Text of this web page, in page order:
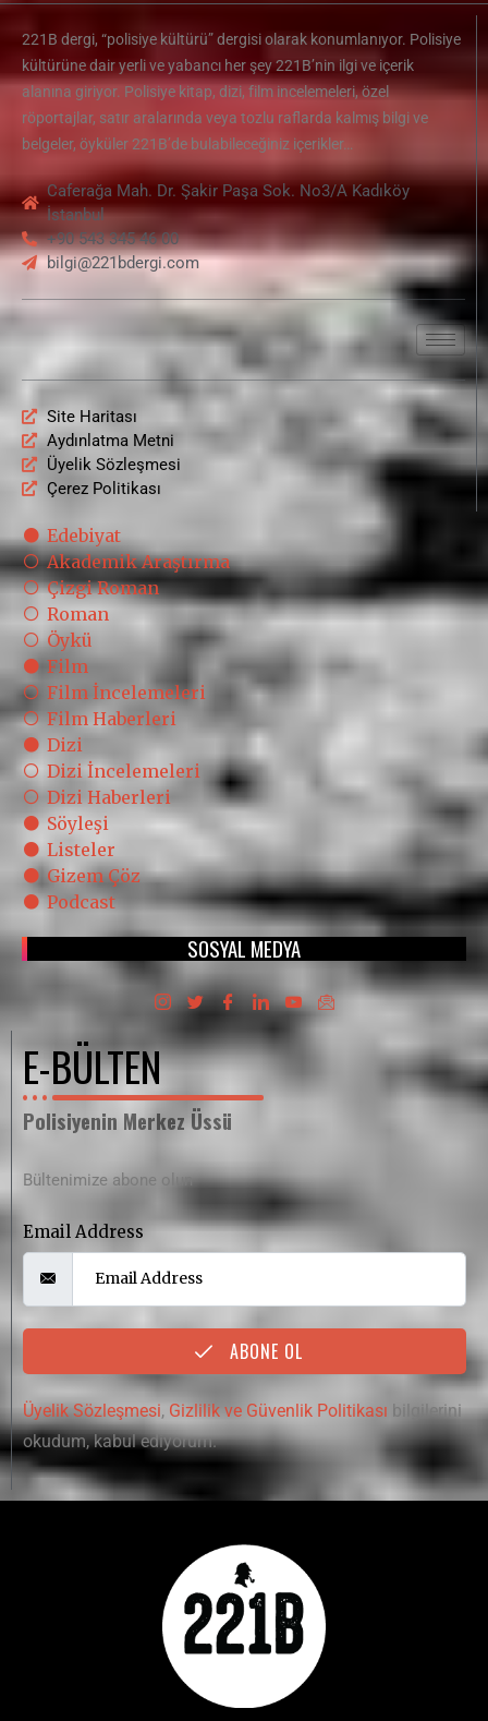
221B dergi, “polisiye kültürü” dergisi olarak konumlanıyor. Polisiye
kültürüne dair yerli ve yabancı her şey 221B’nin ilgi ve içerik
alanına giriyor. Polisiye kitap, dizi, film incelemeleri, özel
röportajlar, satır aralarında veya tozlu raflarda kalmış bilgi ve
belgeler, öyküler 221B’de bulabileceğiniz içerikler…
Caferağa Mah. Dr. Şakir Paşa Sok. No3/A Kadıköy
İstanbul
+90 543 345 46 00
bilgi@221bdergi.com
Site Haritası
Aydınlatma Metni
Üyelik Sözleşmesi
Çerez Politikası
Edebiyat
Akademik Araştırma
Çizgi Roman
Roman
Öykü
Film
Film İncelemeleri
Film Haberleri
Dizi
Dizi İncelemeleri
Dizi Haberleri
Söyleşi
Listeler
Gizem Çöz
Podcast
SOSYAL MEDYA
E-BÜLTEN
Polisiyenin Merkez Üssü
Bültenimize abone olun
Email Address
ABONE OL
Üyelik Sözleşmesi, Gizlilik ve Güvenlik Politikası bilgilerini
okudum, kabul ediyorum.